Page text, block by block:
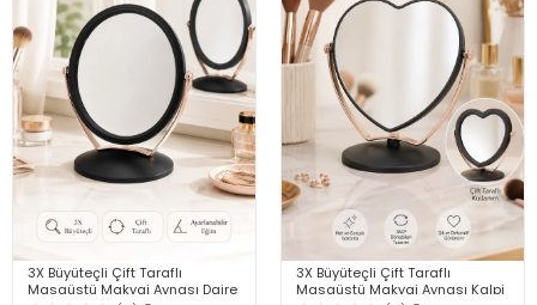
3X Büyüteçli Çift Taraflı
Masaüstü Makyaj Aynası Daire
3X Büyüteçli Çift Taraflı
Masaüstü Makyaj Aynası Kalpi